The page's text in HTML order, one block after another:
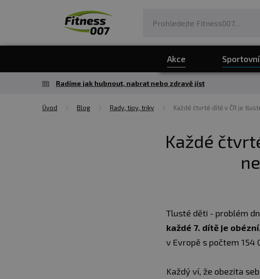
Akce
Radíme jak hubnout, nabrat nebo zdravě jíst
Úvod Blog Rady, tipy, triky Každé čtvrté dítě v ČR je
Každé
Tlusté děti - problém
každé 7. dítě je
v Evropě s počtem 154
Každý ví, že obezita